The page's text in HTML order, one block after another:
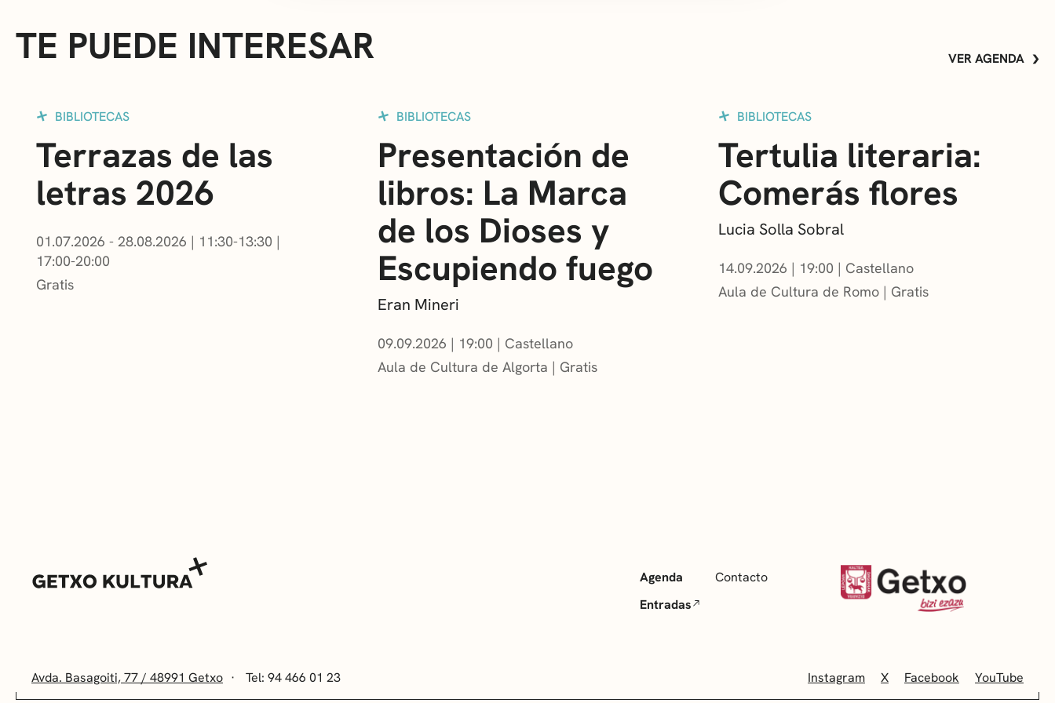
TE PUEDE INTERESAR VER AGENDA
BIBLIOTECAS
Terrazas de las
letras 2026
01.07.2026 - 28.08.2026 | 11:30-13:30 |
17:00-20:00
Gratis
BIBLIOTECAS
Presentación de
libros: La Marca
de los Dioses y
Escupiendo fuego
Eran Mineri
09.09.2026 | 19:00
Castellano
Aula de Cultura de Algorta
Gratis
BIBLIOTECAS
Tertulia literaria:
Comerás flores
Lucia Solla Sobral
14.09.2026 | 19:00
Castellano
Aula de Cultura de Romo
Gratis
Agenda
Entradas
Contacto
Avda. Basagoiti, 77 / 48991 Getxo Tel: 94 466 01 23 Instagram X Facebook YouTube